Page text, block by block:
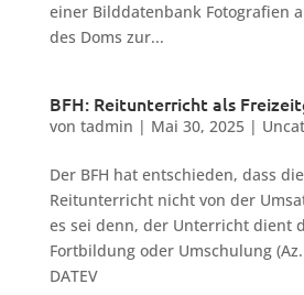
einer Bilddatenbank Fotografien
des Doms zur...
BFH: Reitunterricht als
von tadmin | Mai 30, 2025|
Der BFH hat entschieden, dass
Reitunterricht nicht von der
es sei denn, der Unterricht dient
Fortbildung oder Umschulung (Az.
DATEV